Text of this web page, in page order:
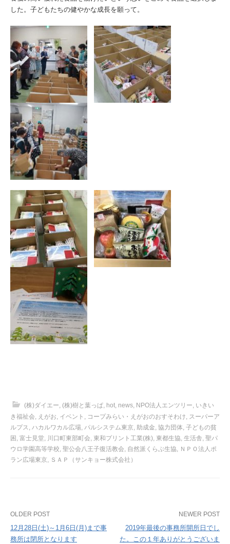
した。子どもたちの健やかな成長を願って。
(株)ダイエー (株)樹と葉っぱ hot news NPO法人エンツリー いきい
き福祉会, えがお, イベント , コープみらい・えがおのおすそわけ, スーパーア
ルプス, ハカルワカル広場, パルシステム東京, 助成金, 協力団体, 子どもの貧
困 , 富士見堂, 川口町東部町会, 東和プリント工業(株), 東都生協, 生活舎, 聖パ
ウロ学園高等学校, 聖公会八王子復活教会, 自然派くらぶ生協, ＮＰＯ法人ポ
ラン広場東京, ＳＡＰ（サンキョー株式会社）
Post
navigation
OLDER POST
12月28日(土)～1月6日(月)まで事
務所は閉所となります
NEWER POST
2019年最後の事務所開所日でし
た。この１年ありがとうございま